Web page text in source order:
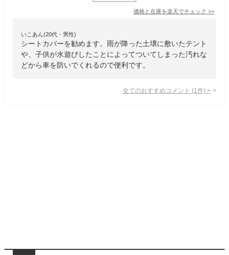
価格と在庫を楽天でチェック >>
いこあん(20代・男性)
シートカバーを勧めます。雨が降った土壌に敷いたテント
や、子供が水遊びしたことによってついてしまった汚れな
どから車を防いでくれるので便利です。
全てのおすすめコメント (1 件) >